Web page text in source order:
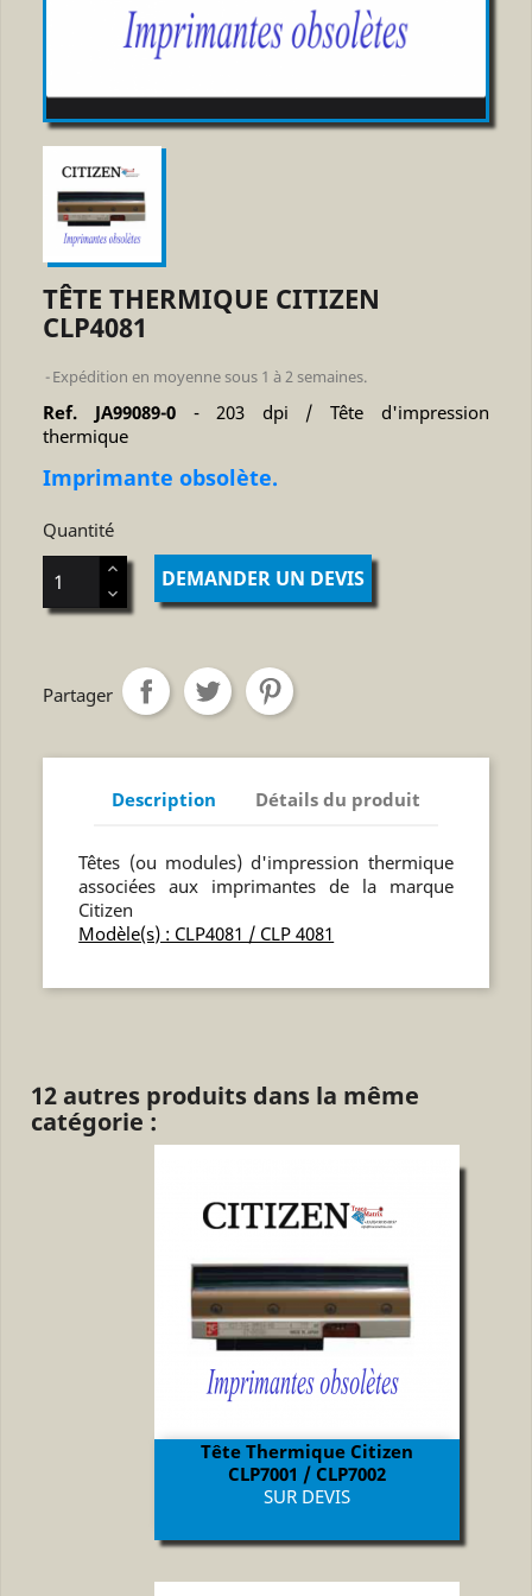
TÊTE THERMIQUE CITIZEN
CLP4081
Expédition en moyenne sous 1 à 2 semaines.
Ref. JA99089-0- 203 dpi / Tête d'impression
thermique
Imprimante obsolète.
Quantité
DEMANDER UN DEVIS
Partager
Description Détails du produit
Têtes (ou modules) d'impression thermique
associées aux imprimantes de la marque
Citizen
Modèle(s) : CLP4081 / CLP 4081
12 autres produits dans la même
catégorie :
Tête Thermique Citizen
CLP7001 / CLP7002
Prix
SUR DEVIS